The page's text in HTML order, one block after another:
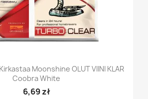
Moonshine OLUT VIINI KLAR
Coobra White
6,69 zł